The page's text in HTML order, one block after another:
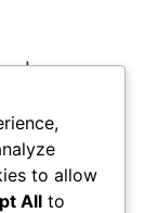
el
del
informar tu
luchan
to allow
All to